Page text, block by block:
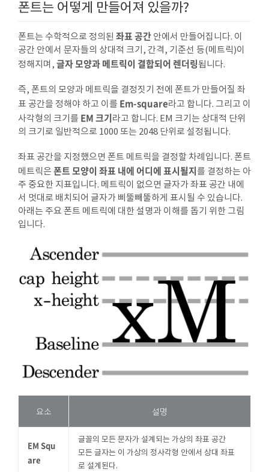
폰트는 어떻게 만들어져 있을까?
폰트는 수학적으로 정의된 좌표 공간 안에서 만들어집니다. 이
공간 안에서 문자들의 상대적 크기, 간격, 기준선 등(메트릭)이
정해지며, 글자 모양과 메트릭이 결합되어 렌더링됩니다.
즉, 폰트의 모양과 메트릭을 결정짓기 전에 폰트가 만들어질 좌
표 공간을 정해야 하고 이를 Em-square라고 합니다. 그리고 이
사각형의 크기를 EM 크기라고 합니다. EM 크기는 상대적 단위
의 크기로 일반적으로 1000 또는 2048 단위로 설정됩니다.
좌표 공간을 지정했으면 폰트 메트릭을 결정할 차례입니다. 폰트
메트릭은 폰트 모양이 좌표 내에 어디에 표시될지를 결정하는 아
주 중요한 지표입니다. 메트릭이 없으면 글자가 좌표 공간 내에
서 멋대로 배치되어 글자가 삐뚤빼뚤하게 표시될 수 있습니다.
아래는 주요 폰트 메트릭에 대한 설명과 이해를 돕기 위한 그림
입니다.
요소 설명
EM Squ
are
글꼴의 모든 문자가 설계되는 가상의 좌표 공간
모든 글자는 이 가상의 정사각형 안에서 상대 좌표
로 설계된다.